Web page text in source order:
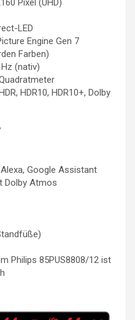
Pixel (UHD)
LED
Engine Gen 7
Farben)
(nativ)
HDR10, HDR10+, Dolby
Google Assistant
Dolby Atmos
Philips 85PUS8808/12 ist